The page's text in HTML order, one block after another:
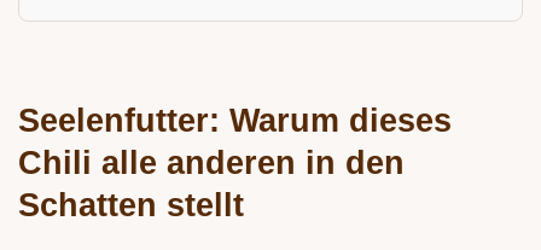
Seelenfutter: Warum dieses
Chili alle anderen in den
Schatten stellt